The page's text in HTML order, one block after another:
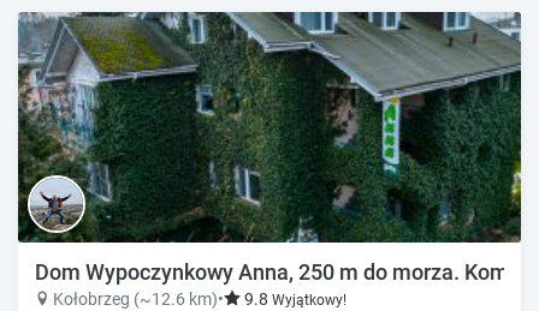
Dom Wypoczynkowy Anna, 250 m do morza.
Kołobrzeg (~12.6 km)• 9.8 Wyjątkowy!